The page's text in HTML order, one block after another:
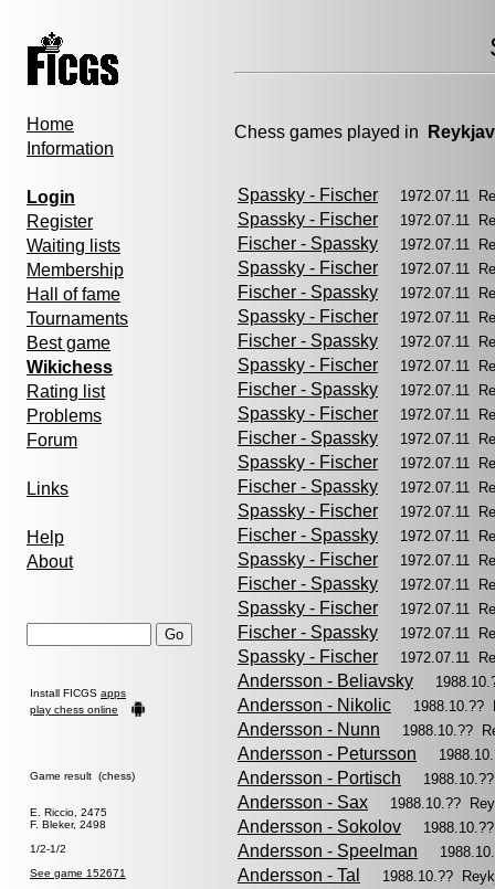
Home
Information
Login
Register
Waiting lists
Membership
Hall of fame
Tournaments
Best game
Wikichess
Rating list
Problems
Forum
Links
Help
About
Install FICGS apps
play chess online
Game result (chess)
E. Riccio, 2475
F. Bleker, 2498
1/2-1/2
See game 152671
Chess games played in
Spassky - Fischer 1972.07.11
Spassky - Fischer 1972.07.11
Fischer - Spassky 1972.07.11
Spassky - Fischer 1972.07.11
Fischer - Spassky 1972.07.11
Spassky - Fischer 1972.07.11
Fischer - Spassky 1972.07.11
Spassky - Fischer 1972.07.11
Fischer - Spassky 1972.07.11
Spassky - Fischer 1972.07.11
Fischer - Spassky 1972.07.11
Spassky - Fischer 1972.07.11
Fischer - Spassky 1972.07.11
Spassky - Fischer 1972.07.11
Fischer - Spassky 1972.07.11
Spassky - Fischer 1972.07.11
Fischer - Spassky 1972.07.11
Spassky - Fischer 1972.07.11
Fischer - Spassky 1972.07.11
Spassky - Fischer 1972.07.11
Andersson - Beliavsky
Andersson - Nikolic
Andersson - Nunn 1988.10.??
Andersson - Petursson
Andersson - Portisch
Andersson - Sax 1988.10.??
Andersson - Sokolov
Andersson - Speelman
Andersson - Tal 1988.10.??